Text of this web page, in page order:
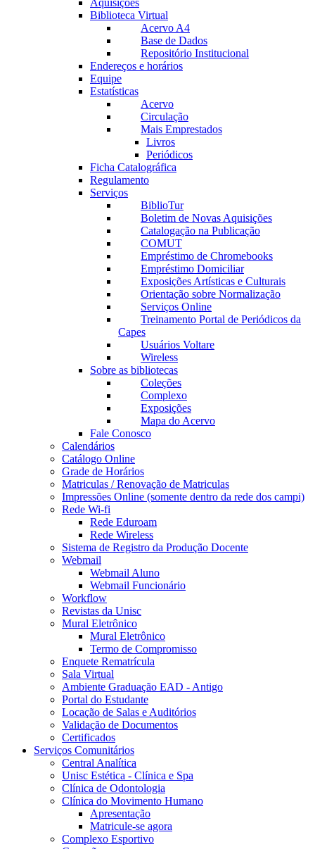
Aquisições
Biblioteca Virtual
Acervo A4
Base de Dados
Repositório Institucional
Endereços e horários
Equipe
Estatísticas
Acervo
Circulação
Mais Emprestados
Livros
Periódicos
Ficha Catalográfica
Regulamento
Serviços
BiblioTur
Boletim de Novas Aquisições
Catalogação na Publicação
COMUT
Empréstimo de Chromebooks
Empréstimo Domiciliar
Exposições Artísticas e Culturais
Orientação sobre Normalização
Serviços Online
Treinamento Portal de Periódicos da
Capes
Usuários Voltare
Wireless
Sobre as bibliotecas
Coleções
Complexo
Exposições
Mapa do Acervo
Fale Conosco
Calendários
Catálogo Online
Grade de Horários
Matriculas / Renovação de Matriculas
Impressões Online (somente dentro da rede dos campi)
Rede Wi-fi
Rede Eduroam
Rede Wireless
Sistema de Registro da Produção Docente
Webmail
Webmail Aluno
Webmail Funcionário
Workflow
Revistas da Unisc
Mural Eletrônico
Mural Eletrônico
Termo de Compromisso
Enquete Rematrícula
Sala Virtual
Ambiente Graduação EAD - Antigo
Portal do Estudante
Locação de Salas e Auditórios
Validação de Documentos
Certificados
Serviços Comunitários
Central Analítica
Unisc Estética - Clínica e Spa
Clínica de Odontologia
Clínica do Movimento Humano
Apresentação
Matricule-se agora
Complexo Esportivo